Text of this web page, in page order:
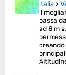
Italia >
Il
passa
ad 8 m